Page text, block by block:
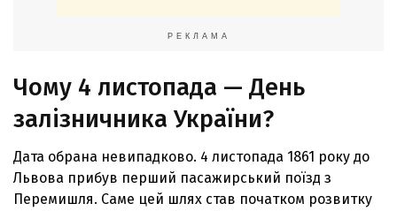
РЕКЛАМА
Чому 4 листопада — День
залізничника України?
Дата обрана невипадково. 4 листопада 1861 року до
Львова прибув перший пасажирський поїзд з
Перемишля. Саме цей шлях став початком розвитку